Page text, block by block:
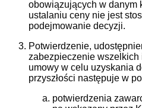
obowiązujących w danym
ustalaniu ceny nie jest
podejmowanie decyzji.
Potwierdzenie,
zabezpieczenie wszelkich
umowy w celu uzyskania
przyszłości następuje w
potwierdzenia